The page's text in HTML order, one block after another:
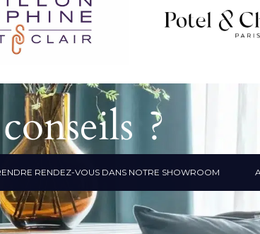
?
RENDEZ-VOUS DANS NOTRE SHOWROOM